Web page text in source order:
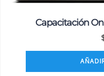
Capacitación